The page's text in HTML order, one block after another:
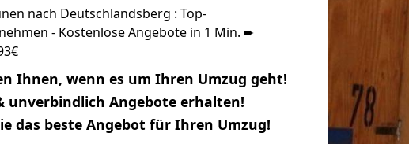
nach Deutschlandsberg : Top-
- Kostenlose Angebote in 1 Min. ➨
Ihnen, wenn es um Ihren Umzug geht!
unverbindlich Angebote erhalten!
das beste Angebot für Ihren Umzug!